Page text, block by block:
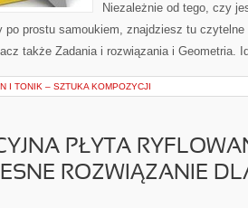
Niezależnie od tego, czy
po prostu samoukiem, znajdziesz tu czytelne
także Zadania i rozwiązania i Geometria.
I TONIK – SZTUKA KOMPOZYCJI
PŁYTA
ROZWIĄZANIE